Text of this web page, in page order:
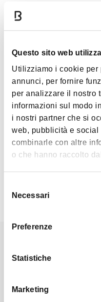
Questo sito web
Utilizziamo i cookie per
annunci, per fornire
per analizzare il nostro
informazioni sul modo
i nostri partner che si
web, pubblicità e
combinarle con altre
o che hanno raccolto
delNecessari
Preferenze
Statistiche
Marketing
40033 Casalecchio di Reno
Approfondimenti
Info e biglietti sulsito
Contatti